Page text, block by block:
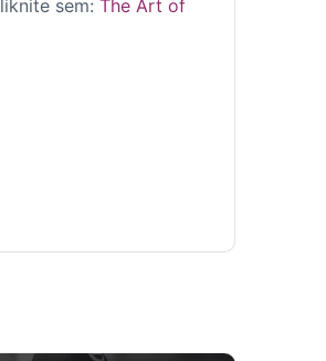
sem:The Art of